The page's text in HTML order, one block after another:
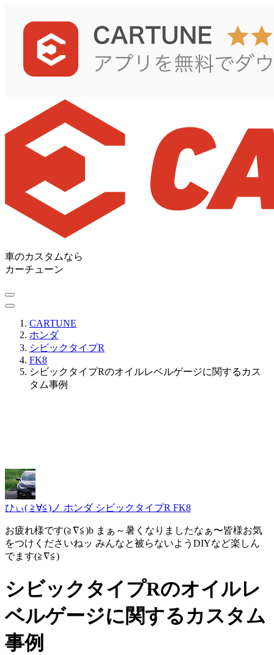
車のカスタムなら
カーチューン
CARTUNE
ホンダ
シビックタイプR
FK8
シビックタイプRのオイルレベルゲージに関するカス
タム事例
ひぃ( ≧∀≦)ノ ホンダ シビックタイプR FK8
お疲れ様です(≧∇≦)b まぁ～暑くなりましたなぁ〜皆様お気
をつけくださいねッ みんなと被らないようDIYなど楽しん
でます(≧∇≦)
シビックタイプRのオイルレ
ベルゲージに関するカスタム
事例